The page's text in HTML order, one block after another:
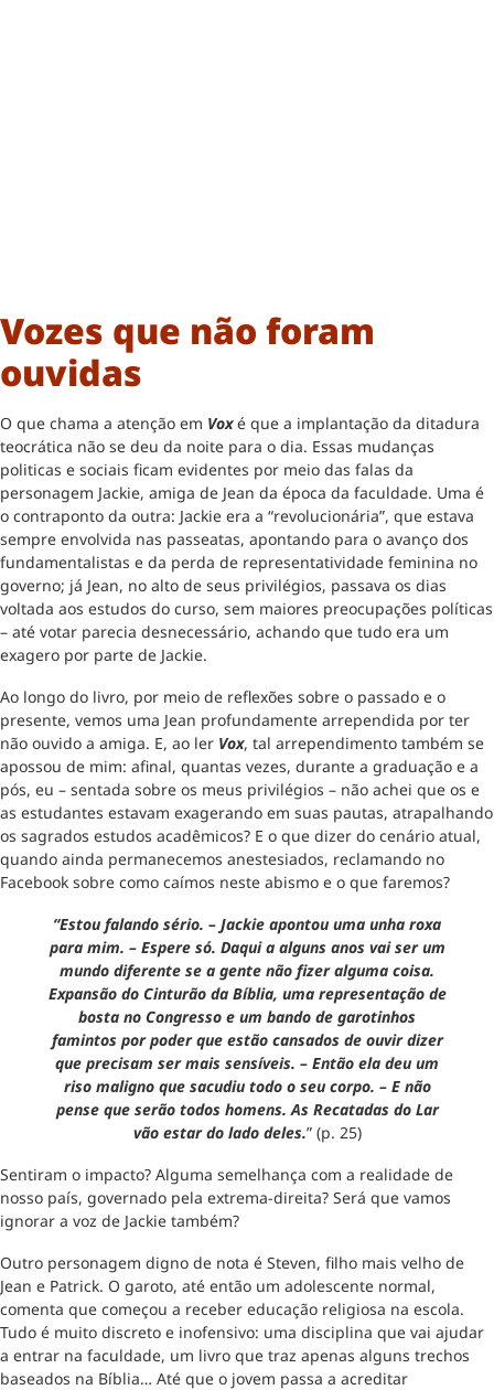
Vozes que não foram
ouvidas
O que chama a atenção em Voxé que a implantação da ditadura
teocrática não se deu da noite para o dia. Essas mudanças
politicas e sociais ficam evidentes por meio das falas da
personagem Jackie, amiga de Jean da época da faculdade. Uma é
o contraponto da outra: Jackie era a “revolucionária”, que estava
sempre envolvida nas passeatas, apontando para o avanço dos
fundamentalistas e da perda de representatividade feminina no
governo; já Jean, no alto de seus privilégios, passava os dias
voltada aos estudos do curso, sem maiores preocupações políticas
– até votar parecia desnecessário, achando que tudo era um
exagero por parte de Jackie.
Ao longo do livro, por meio de reflexões sobre o passado e o
presente, vemos uma Jean profundamente arrependida por ter
não ouvido a amiga. E, ao ler Vox, tal arrependimento também se
apossou de mim: afinal, quantas vezes, durante a graduação e a
pós, eu – sentada sobre os meus privilégios – não achei que os e
as estudantes estavam exagerando em suas pautas, atrapalhando
os sagrados estudos acadêmicos? E o que dizer do cenário atual,
quando ainda permanecemos anestesiados, reclamando no
Facebook sobre como caímos neste abismo e o que faremos?
“Estou falando sério. – Jackie apontou uma unha roxa
para mim. – Espere só. Daqui a alguns anos vai ser um
mundo diferente se a gente não fizer alguma coisa.
Expansão do Cinturão da Bíblia, uma representação de
bosta no Congresso e um bando de garotinhos
famintos por poder que estão cansados de ouvir dizer
que precisam ser mais sensíveis. – Então ela deu um
riso maligno que sacudiu todo o seu corpo. – E não
pense que serão todos homens. As Recatadas do Lar
vão estar do lado deles.” (p. 25)
Sentiram o impacto? Alguma semelhança com a realidade de
nosso país, governado pela extrema-direita? Será que vamos
ignorar a voz de Jackie também?
Outro personagem digno de nota é Steven, filho mais velho de
Jean e Patrick. O garoto, até então um adolescente normal,
comenta que começou a receber educação religiosa na escola.
Tudo é muito discreto e inofensivo: uma disciplina que vai ajudar
a entrar na faculdade, um livro que traz apenas alguns trechos
baseados na Bíblia… Até que o jovem passa a acreditar